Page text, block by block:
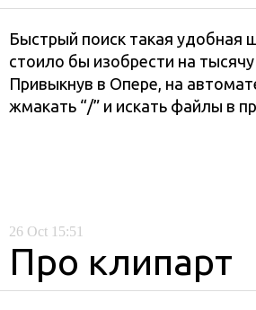
Быстрый поиск такая удобная
стоило бы изобрести на
Привыкнув в Опере, на
жмакать “/” и искать файлы в
26 Oct 15:51
Про клипарт